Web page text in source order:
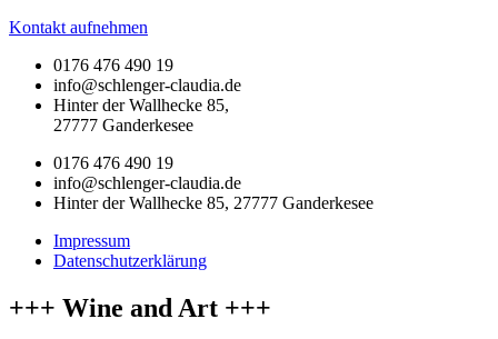
Kontakt aufnehmen
0176 476 490 19
info@schlenger-claudia.de
Hinter der Wallhecke 85,
27777 Ganderkesee
0176 476 490 19
info@schlenger-claudia.de
Hinter der Wallhecke 85, 27777 Ganderkesee
Impressum
Datenschutzerklärung
+++ Wine and Art +++